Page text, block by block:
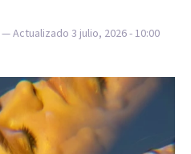
— Actualizado 3 julio, 2026 - 10:00